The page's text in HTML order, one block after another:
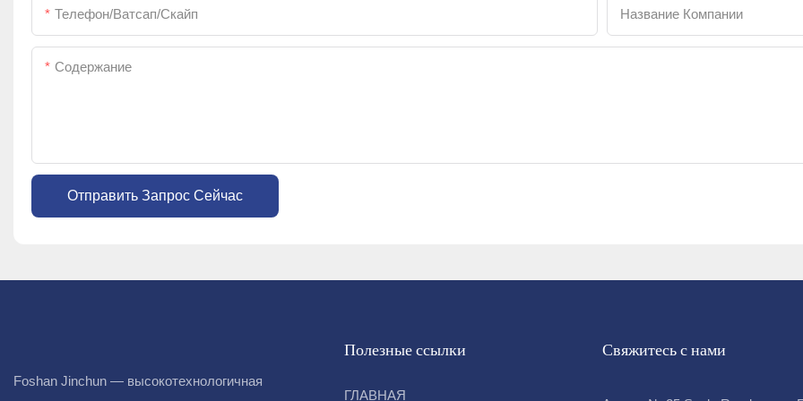
Телефон/ватсап/скайп Название Компании
Содержание
Отправить Запрос Сейчас
Foshan Jinchun — высокотехнологичная
Полезные ссылки
ГЛАВНАЯ
Свяжитесь с нами